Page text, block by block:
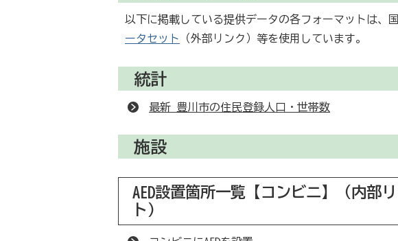
以下に掲載している提供データの各フォーマットは、
ータセット
（外部リンク） 等を使用しています。
統計
最新 豊川市の住民登録人口・世帯数
施設
AED設置箇所一覧【コンビニ】（内部
ト）